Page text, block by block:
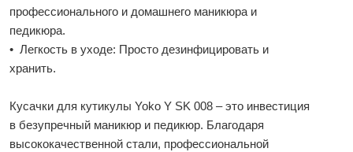
профессионального и домашнего маникюра и
педикюра.
• Легкость в уходе: Просто дезинфицировать и
хранить.
Кусачки для кутикулы Yoko Y SK 008 – это инвестиция
в безупречный маникюр и педикюр. Благодаря
высококачественной стали, профессиональной